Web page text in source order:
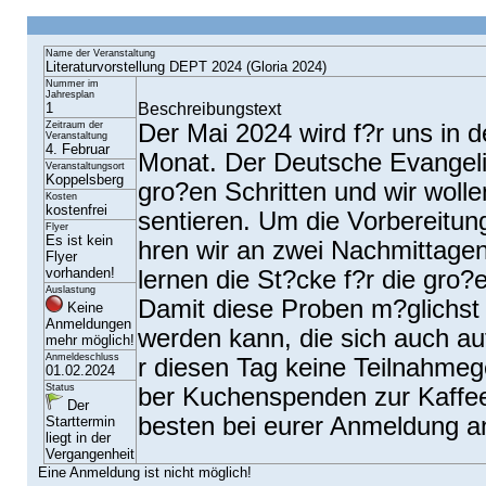
Name der Veranstaltung
Literaturvorstellung DEPT 2024 (Gloria 2024)
Nummer im
Jahresplan
1 Beschreibungstext
Der Mai 2024 wird f?r uns in
Monat. Der Deutsche
gro?en Schritten und wir
sentieren. Um die
hren wir an zwei
lernen die St?cke f?r die
Damit diese Proben
werden kann, die sich auch
r diesen Tag keine
ber Kuchenspenden zur
besten bei eurer Anmeldung
Zeitraum der
Veranstaltung
4. Februar
Veranstaltungsort
Koppelsberg
Kosten
kostenfrei
Flyer
Es ist kein
Flyer
vorhanden!
Auslastung
Keine
Anmeldungen
mehr möglich!
Anmeldeschluss
01.02.2024
Status
Der
Starttermin
liegt in der
Vergangenheit
Eine Anmeldung ist nicht möglich!